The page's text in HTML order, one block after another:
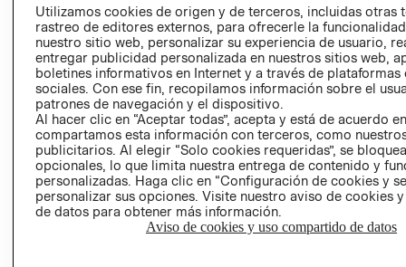
AVISO DE
PRIVACIDAD
GIFT CARD
AVISO DE
Utilizamos cookies de origen y de terceros, incluidas otras
rastreo de editores externos, para ofrecerle la
nuestro sitio web, personalizar su experiencia de usuario,
entregar publicidad personalizada en nuestros sitios web,
boletines informativos en Internet y a través de plataformas
sociales. Con ese fin, recopilamos información sobre el
patrones de navegación y el dispositivo.
Al hacer clic en “Aceptar todas”, acepta y está de acuerdo
compartamos esta información con terceros, como
publicitarios. Al elegir “Solo cookies requeridas”, se
opcionales, lo que limita nuestra entrega de contenido y
personalizadas. Haga clic en “Configuración de cookies y
personalizar sus opciones. Visite nuestro aviso de cookies
de datos para obtener más información.
Aviso de cookies y uso compartido de datos